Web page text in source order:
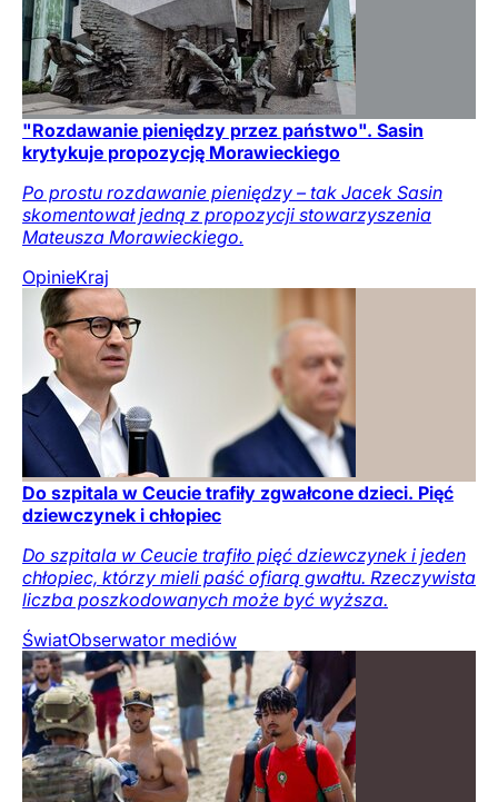
"Rozdawanie pieniędzy przez państwo". Sasin
krytykuje propozycję Morawieckiego
Po prostu rozdawanie pieniędzy – tak Jacek Sasin
skomentował jedną z propozycji stowarzyszenia
Mateusza Morawieckiego.
OpinieKraj
Do szpitala w Ceucie trafiły zgwałcone dzieci. Pięć
dziewczynek i chłopiec
Do szpitala w Ceucie trafiło pięć dziewczynek i jeden
chłopiec, którzy mieli paść ofiarą gwałtu. Rzeczywista
liczba poszkodowanych może być wyższa.
ŚwiatObserwator mediów